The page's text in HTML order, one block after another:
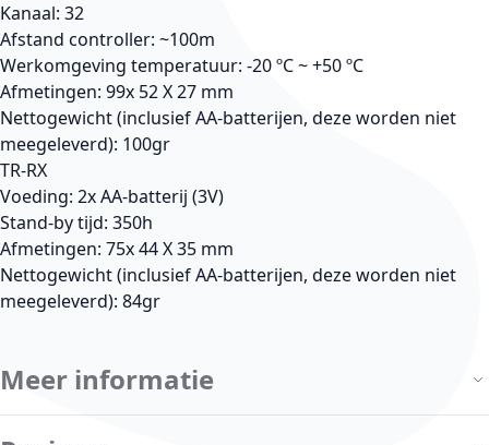
Kanaal: 32
Afstand controller: ~100m
Werkomgeving temperatuur: -20 ºC ~ +50 ºC
Afmetingen: 99x 52 X 27 mm
Nettogewicht (inclusief AA-batterijen, deze worden niet
meegeleverd): 100gr
TR-RX
Voeding: 2x AA-batterij (3V)
Stand-by tijd: 350h
Afmetingen: 75x 44 X 35 mm
Nettogewicht (inclusief AA-batterijen, deze worden niet
meegeleverd): 84gr
Meer informatie